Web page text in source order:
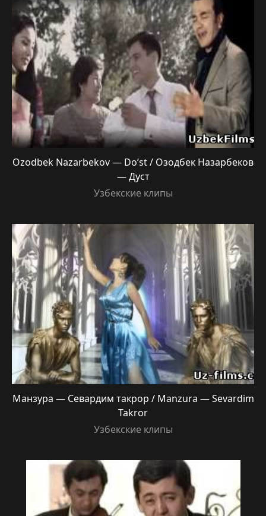
Ozodbek Nazarbekov — Do’st / Озодбек Назарбеков
— Дуст
Узбекские клипы
Манзура — Севардим такрор / Manzura — Sevardim
Takror
Узбекские клипы